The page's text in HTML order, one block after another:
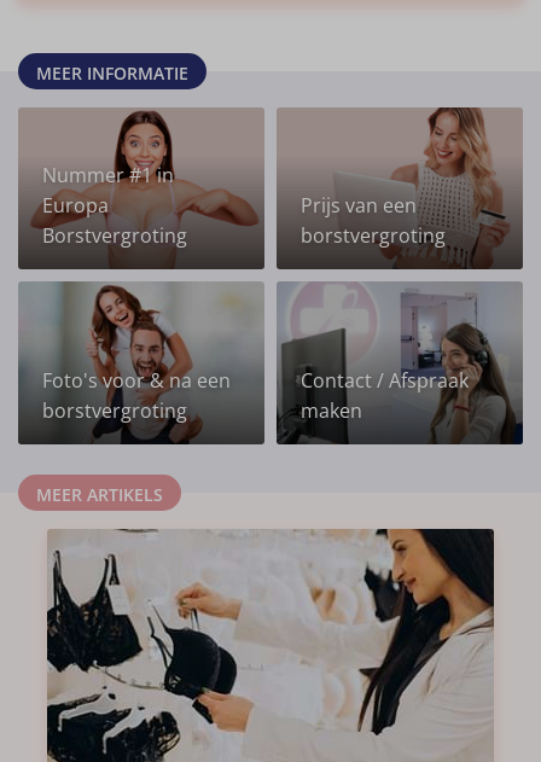
MEER INFORMATIE
Nummer #1 in
Europa
Borstvergroting
Prijs van een
borstvergroting
Foto's voor & na een
borstvergroting
Contact / Afspraak
maken
MEER ARTIKELS